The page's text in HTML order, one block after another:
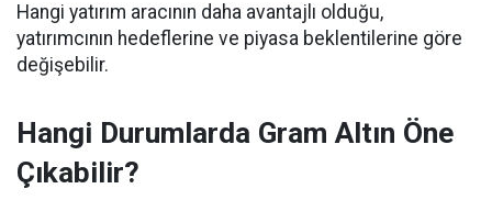
Hangi yatırım aracının daha avantajlı olduğu,
yatırımcının hedeflerine ve piyasa beklentilerine göre
değişebilir.
Hangi Durumlarda Gram Altın Öne
Çıkabilir?